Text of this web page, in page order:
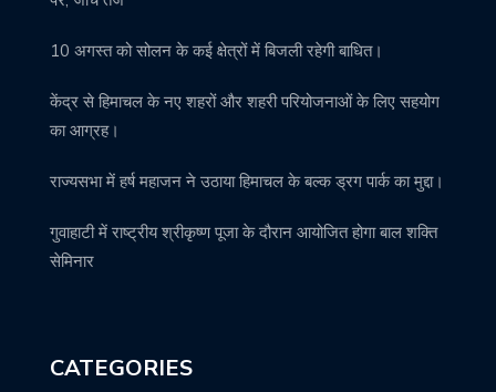
10 अगस्त को सोलन के कई क्षेत्रों में बिजली रहेगी बाधित।
केंद्र से हिमाचल के नए शहरों और शहरी परियोजनाओं के लिए सहयोग
का आग्रह।
राज्यसभा में हर्ष महाजन ने उठाया हिमाचल के बल्क ड्रग पार्क का मुद्दा।
गुवाहाटी में राष्ट्रीय श्रीकृष्ण पूजा के दौरान आयोजित होगा बाल शक्ति
सेमिनार
CATEGORIES